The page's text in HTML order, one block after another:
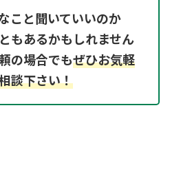
こと聞いていいのか
もあるかもしれません
の場合でもぜひお気軽
談下さい！